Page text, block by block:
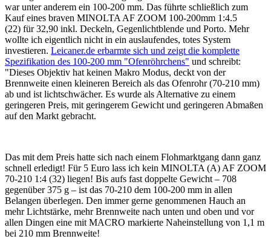
war unter anderem ein 100-200 mm. Das führte schließlich zum
Kauf eines braven MINOLTA AF ZOOM 100-200mm 1:4.5
(22) für 32,90 inkl. Deckeln, Gegenlichtblende und Porto. Mehr
wollte ich eigentlich nicht in ein auslaufendes, totes System
investieren. Leicaner.de erbarmte sich und zeigt die komplette
Spezifikation des 100-200 mm "Ofenröhrchens" und schreibt:
"Dieses Objektiv hat keinen Makro Modus, deckt von der
Brennweite einen kleineren Bereich als das Ofenrohr (70-210 mm)
ab und ist lichtschwächer. Es wurde als Alternative zu einem
geringeren Preis, mit geringerem Gewicht und geringeren Abmaßen
auf den Markt gebracht.
Das mit dem Preis hatte sich nach einem Flohmarktgang dann ganz
schnell erledigt! Für 5 Euro lass ich kein MINOLTA (A) AF ZOOM
70-210 1:4 (32) liegen! Bis aufs fast doppelte Gewicht – 708
gegenüber 375 g – ist das 70-210 dem 100-200 mm in allen
Belangen überlegen. Den immer gerne genommenen Hauch an
mehr Lichtstärke, mehr Brennweite nach unten und oben und vor
allen Dingen eine mit MACRO markierte Naheinstellung von 1,1 m
bei 210 mm Brennweite!